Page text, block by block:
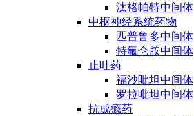
汰格帕特中间体
中枢神经系统药物
匹普鲁多中间体
特氟仑胺中间体
止吐药
福沙吡坦中间体
罗拉吡坦中间体
抗成瘾药